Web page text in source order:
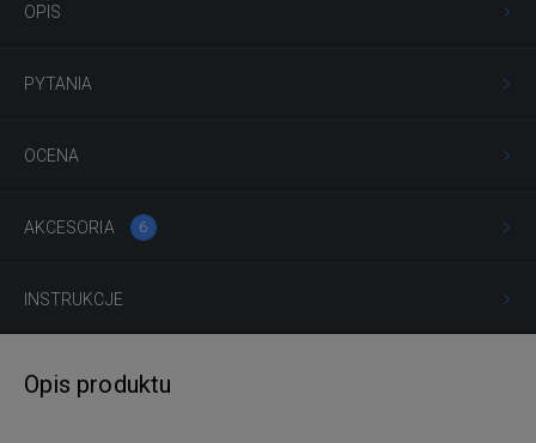
OPIS
PYTANIA
OCENA
AKCESORIA 6
INSTRUKCJE
Opis produktu